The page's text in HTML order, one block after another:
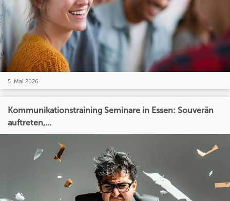
5. Mai 2026
Kommunikationstraining Seminare in Essen: Souverän
auftreten,...